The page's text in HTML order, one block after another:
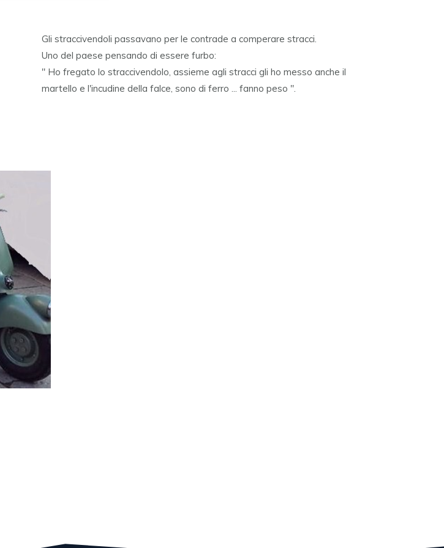
Gli straccivendoli passavano per le contrade a comperare stracci.
Uno del paese pensando di essere furbo:
" Ho fregato lo straccivendolo, assieme agli stracci gli ho messo anche il
martello e l'incudine della falce, sono di ferro ... fanno peso ".